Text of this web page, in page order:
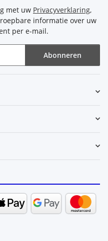
met uw Privacyverklaring,
informatie over uw
per e-mail.
Abonneren